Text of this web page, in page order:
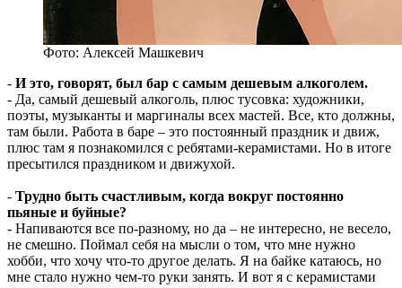
Фото: Алексей Машкевич
- И это, говорят, был бар с самым дешевым алкоголем.
- Да, самый дешевый алкоголь, плюс тусовка: художники,
поэты, музыканты и маргиналы всех мастей. Все, кто должны,
там были. Работа в баре – это постоянный праздник и движ,
плюс там я познакомился с ребятами-керамистами. Но в итоге
пресытился праздником и движухой.
- Трудно быть счастливым, когда вокруг постоянно
пьяные и буйные?
- Напиваются все по-разному, но да – не интересно, не весело,
не смешно. Поймал себя на мысли о том, что мне нужно
хобби, что хочу что-то другое делать. Я на байке катаюсь, но
мне стало нужно чем-то руки занять. И вот я с керамистами